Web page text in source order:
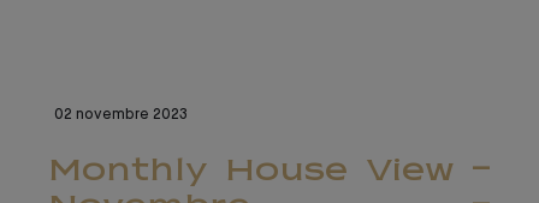
02 novembre 2023
Monthly House View -